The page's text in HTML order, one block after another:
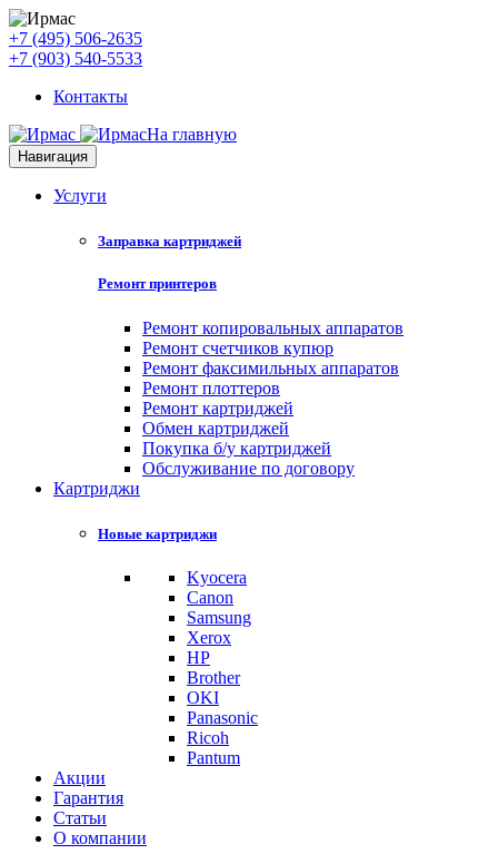
+7 (495) 506-2635
+7 (903) 540-5533
Контакты
На главную
Навигация
Услуги
Заправка картриджей
Ремонт принтеров
Ремонт копировальных аппаратов
Ремонт счетчиков купюр
Ремонт факсимильных аппаратов
Ремонт плоттеров
Ремонт картриджей
Обмен картриджей
Покупка б/у картриджей
Обслуживание по договору
Картриджи
Новые картриджи
Kyocera
Canon
Samsung
Xerox
HP
Brother
OKI
Panasonic
Ricoh
Pantum
Акции
Гарантия
Статьи
О компании